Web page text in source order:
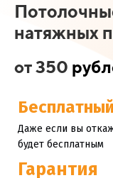
натяжных
от 350
Даже если вы
будет бесплатным
Гарантия